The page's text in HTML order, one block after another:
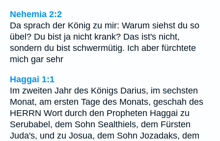
Nehemia 2:2
Da sprach der König zu mir: Warum siehst du so
übel? Du bist ja nicht krank? Das ist's nicht,
sondern du bist schwermütig. Ich aber fürchtete
mich gar sehr
Haggai 1:1
Im zweiten Jahr des Königs Darius, im sechsten
Monat, am ersten Tage des Monats, geschah des
HERRN Wort durch den Propheten Haggai zu
Serubabel, dem Sohn Sealthiels, dem Fürsten
Juda's, und zu Josua, dem Sohn Jozadaks, dem